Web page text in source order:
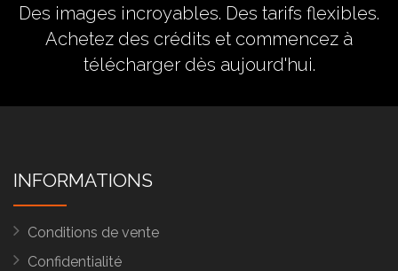
Des images incroyables. Des tarifs flexibles.
Achetez des crédits et commencez à
télécharger dès aujourd'hui.
INFORMATIONS
Conditions de vente
Confidentialité